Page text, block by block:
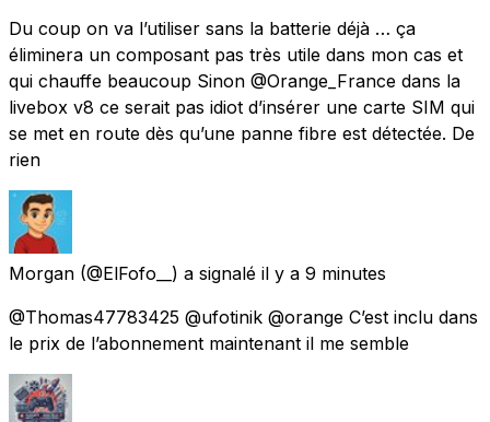
Du coup on va l’utiliser sans la batterie déjà … ça
éliminera un composant pas très utile dans mon cas et
qui chauffe beaucoup Sinon @Orange_France dans la
livebox v8 ce serait pas idiot d’insérer une carte SIM qui
se met en route dès qu’une panne fibre est détectée. De
rien
Morgan (@ElFofo__) a signalé il y a 9 minutes
@Thomas47783425 @ufotinik @orange C’est inclu dans
le prix de l’abonnement maintenant il me semble